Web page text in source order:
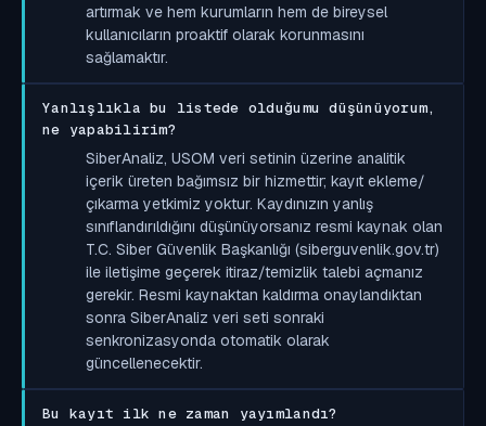
artırmak ve hem kurumların hem de bireysel
kullanıcıların proaktif olarak korunmasını
sağlamaktır.
Yanlışlıkla bu listede olduğumu düşünüyorum,
ne yapabilirim?
SiberAnaliz, USOM veri setinin üzerine analitik
içerik üreten bağımsız bir hizmettir; kayıt ekleme/
çıkarma yetkimiz yoktur. Kaydınızın yanlış
sınıflandırıldığını düşünüyorsanız resmi kaynak olan
T.C. Siber Güvenlik Başkanlığı (siberguvenlik.gov.tr)
ile iletişime geçerek itiraz/temizlik talebi açmanız
gerekir. Resmi kaynaktan kaldırma onaylandıktan
sonra SiberAnaliz veri seti sonraki
senkronizasyonda otomatik olarak
güncellenecektir.
Bu kayıt ilk ne zaman yayımlandı?